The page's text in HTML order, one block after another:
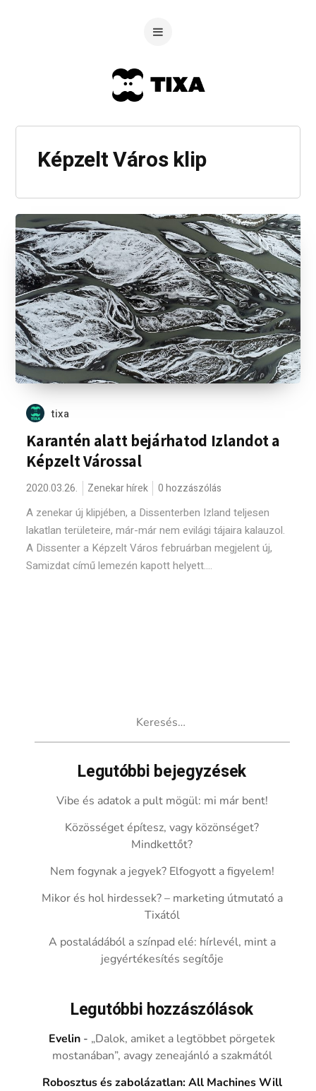
Képzelt Város klip
tixa
Karantén alatt bejárhatod Izlandot a
Képzelt Várossal
2020.03.26. Zenekar hírek 0 hozzászólás
A zenekar új klipjében, a Dissenterben Izland teljesen
lakatlan területeire, már-már nem evilági tájaira kalauzol.
A Dissenter a Képzelt Város februárban megjelent új,
Samizdat című lemezén kapott helyett....
Legutóbbi bejegyzések
Vibe és adatok a pult mögül: mi már bent!
Közösséget építesz, vagy közönséget?
Mindkettőt?
Nem fogynak a jegyek? Elfogyott a figyelem!
Mikor és hol hirdessek? – marketing útmutató a
Tixától
A postaládából a színpad elé: hírlevél, mint a
jegyértékesítés segítője
Legutóbbi hozzászólások
Evelin - „Dalok, amiket a legtöbbet pörgetek
mostanában”, avagy zeneajánló a szakmától
Robosztus és zabolázatlan: All Machines Will